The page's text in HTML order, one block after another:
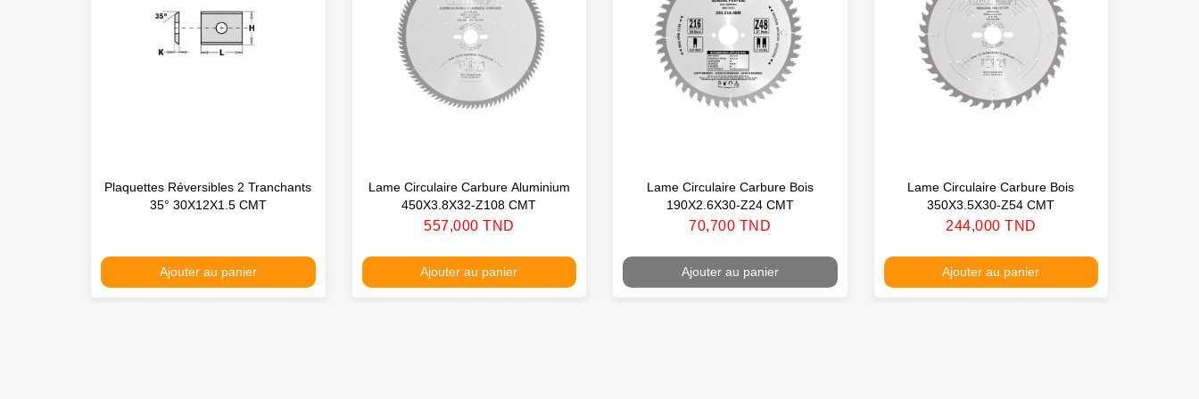
Plaquettes Réversibles 2 Tranchants
35° 30X12X1.5 CMT
Ajouter au panier
Lame Circulaire Carbure Aluminium
450X3.8X32-Z108 CMT
Prix
557,000 TND
Ajouter au panier
Lame Circulaire Carbure Bois
190X2.6X30-Z24 CMT
Prix
70,700 TND
Ajouter au panier
Lame Circulaire Carbure Bois
350X3.5X30-Z54 CMT
Prix
244,000 TND
Ajouter au panier